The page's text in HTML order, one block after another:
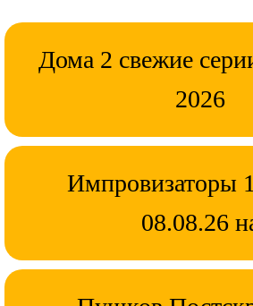
Дома 2 свежие
2026
Импровизаторы
08.08.26